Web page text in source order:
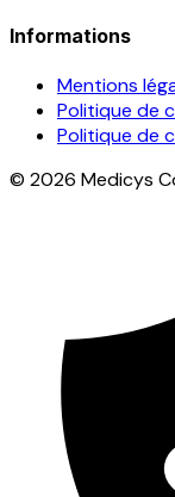
Informations
Mentions
Politique de
Politique de
© 2026 Medicys